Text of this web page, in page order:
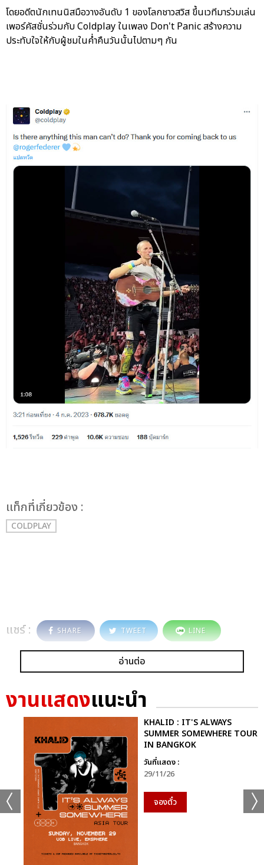
โดยอดีตนักเทนนิสมือวางอันดับ 1 ของโลกชาวสวิส ขึ้นเวทีมาร่วมเล่น
เพอร์คัสชั่นร่วมกับ Coldplay ในเพลง Don't Panicสร้างความ
ประทับใจให้กับผู้ชมในค่ำคืนวันนั้นไปตามๆ กัน
เเท็กที่เกี่ยวข้อง :
COLDPLAY
แชร์ : SHARE TWEET LINE
อ่านต่อ
งานแสดงแนะนำ
KHALID : IT'S ALWAYS
SUMMER SOMEWHERE TOUR
IN BANGKOK
วันที่แสดง :
29/11/26
จองตั๋ว